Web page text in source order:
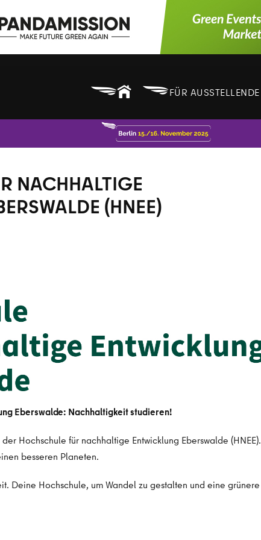
B BFÜR AUSSTELLENDE
NACHHALTIGE
(HNEE)
Eberswalde: Nachhaltigkeit studieren!
Hochschule für nachhaltige Entwicklung Eberswalde (HNEE).
besseren Planeten.
Deine Hochschule, um Wandel zu gestalten und eine grünere